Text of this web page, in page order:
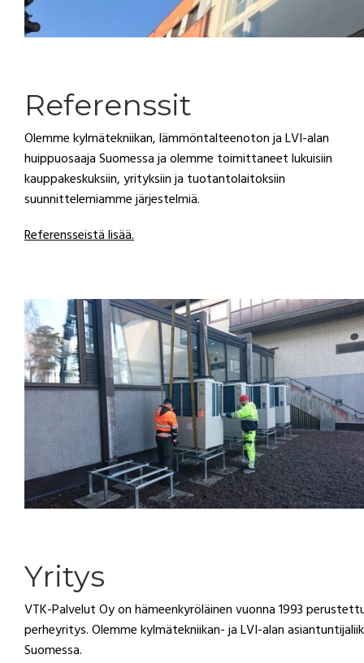
Referenssit
Olemme kylmätekniikan, lämmöntalteenoton ja LVI-alan
huippuosaaja Suomessaja olemme toimittaneet lukuisiin
kauppakeskuksiin, yrityksiin ja tuotantolaitoksiin
suunnittelemiamme järjestelmiä.
Referensseistä lisää.
Yritys
VTK-Palvelut Oy on hämeenkyröläinen vuonna 1993
perheyritys. Olemme kylmätekniikan- ja LVI-alan
Suomessa.